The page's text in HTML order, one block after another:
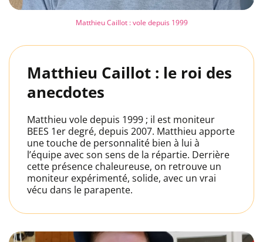
Matthieu Caillot : vole depuis 1999
Matthieu Caillot : le roi des
anecdotes
Matthieu vole depuis 1999 ; il est moniteur
BEES 1er degré, depuis 2007. Matthieu apporte
une touche de personnalité bien à lui à
l’équipe avec son sens de la répartie. Derrière
cette présence chaleureuse, on retrouve un
moniteur expérimenté, solide, avec un vrai
vécu dans le parapente.